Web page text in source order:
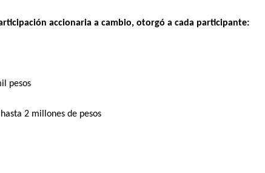
accionaria a cambio, otorgó a cada participante:
pesos
2 millones de pesos